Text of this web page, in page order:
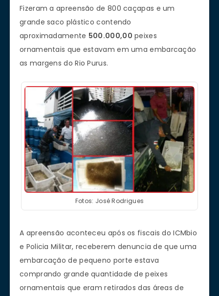
Fizeram a apreensão de 800 caçapas e um
grande saco plástico contendo
aproximadamente 500.000,00 peixes
ornamentais que estavam em uma embarcação
as margens do Rio Purus.
Fotos: José Rodrigues
A apreensão aconteceu após os fiscais do ICMbio
e Policia Militar, receberem denuncia de que uma
embarcação de pequeno porte estava
comprando grande quantidade de peixes
ornamentais que eram retirados das áreas de